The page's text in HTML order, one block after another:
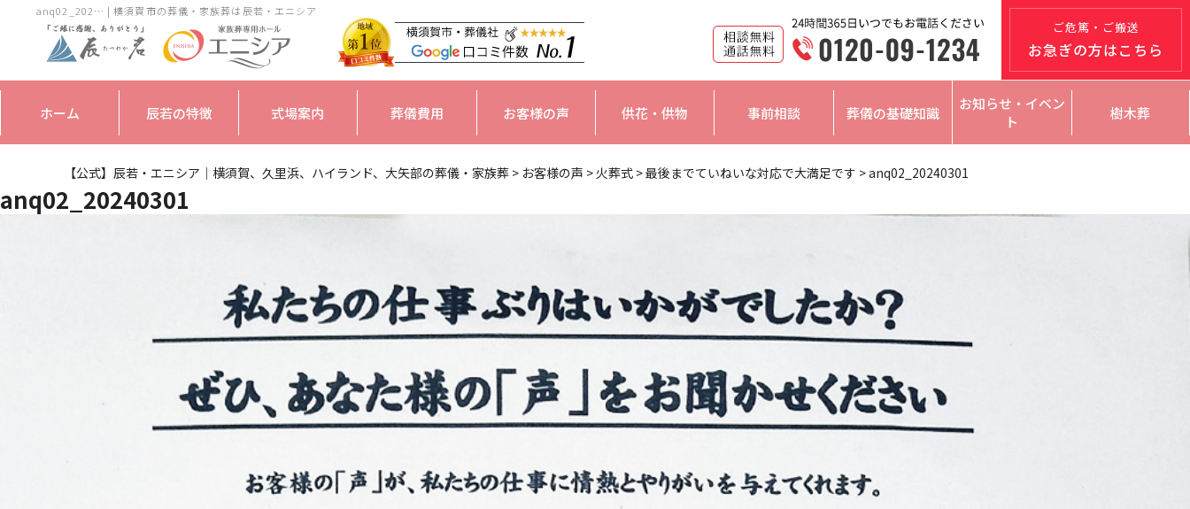
anq02_202… | 横須賀市の葬儀・家族葬は辰若・エニシア
ご危篤・ご搬送
お急ぎの方はこちら
ホーム 辰若の特徴 式場案内 葬儀費用 お客様の声 供花・供物 事前相談 葬儀の基礎知識
お知らせ・イベン
ト
樹木葬
【公式】辰若・エニシア｜横須賀、久里浜、ハイランド、大矢部の葬儀・家族葬 > お客様の声 > 火葬式 >最後までていねいな対応で大満足です >anq02_20240301
anq02_20240301